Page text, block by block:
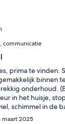
communicatie
prima te vinden.
binnen
onderhoud.
in het huisje,
schimmel in de
de 2
maart 2025